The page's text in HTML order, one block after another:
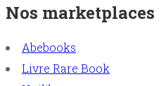
Nos marketplaces
Abebooks
Livre Rare Book